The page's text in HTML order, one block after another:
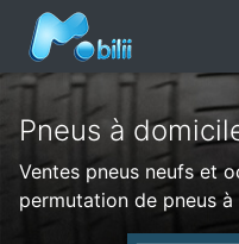
Pneus à
Ventes pneus neufs et
permutation de pneus